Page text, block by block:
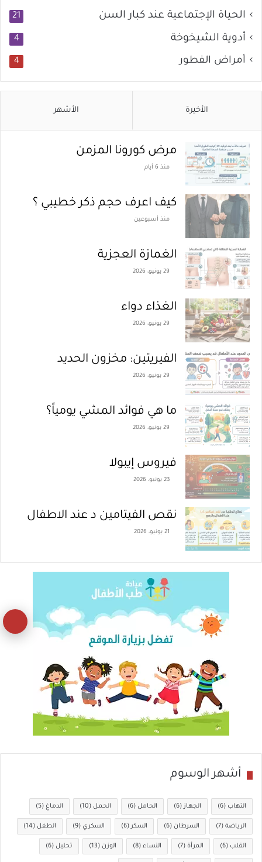
الحياة الإجتماعية عند كبار السن 21
أدوية الشيخوخة 4
أمراض الفطور 4
الأخيرة الأشهر
مرض كورونا المزمن
منذ 6 أيام
كيف اعرف حجم ذكر خطيبي ؟
منذ أسبوعين
الغمازة العجزية
29 يونيو، 2026
الغذاء دواء
29 يونيو، 2026
الفيريتين: مخزون الحديد
29 يونيو، 2026
ما هي فوائد المشي يومياً؟
29 يونيو، 2026
فيروس إيبولا
23 يونيو، 2026
نقص الفيتامين د عند الاطفال
21 يونيو، 2026
أشهر الوسوم
التهاب (6) الجهاز (6) الحامل (6) الحمل (10) الدماغ (5)
الرياضة (7) السرطان (6) السكر (6) السكري (9) الطفل (14)
القلب (6) المرأة (7) النساء (8) الوزن (13) تحليل (6)
زر